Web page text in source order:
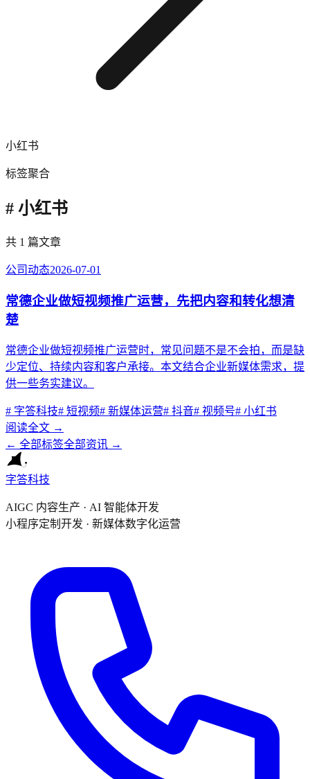
小红书
标签聚合
# 小红书
共 1 篇文章
公司动态2026-07-01
常德企业做短视频推广运营，先把内容和转化想清
楚
常德企业做短视频推广运营时，常见问题不是不会拍，而是缺
少定位、持续内容和客户承接。本文结合企业新媒体需求，提
供一些务实建议。
# 字答科技# 短视频# 新媒体运营# 抖音# 视频号# 小红书
阅读全文 →
← 全部标签全部资讯 →
字答科技
AIGC 内容生产 · AI 智能体开发
小程序定制开发 · 新媒体数字化运营